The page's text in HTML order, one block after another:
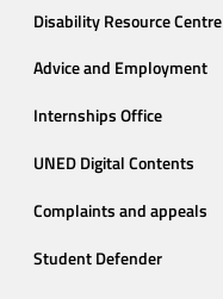
Disability Resource Centre
Advice and Employment
Internships Office
UNED Digital Contents
Complaints and appeals
Student Defender